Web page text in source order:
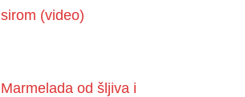
sirom (video)
Marmelada od šljiva i